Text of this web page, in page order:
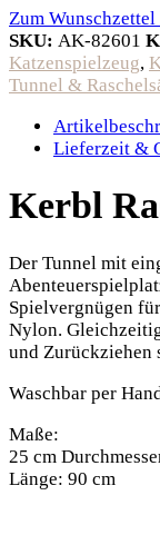
Zum
SKU: AK-82601
Katzenspielzeug,
Tunnel &
Lieferzeit &
Kerbl
Der Tunnel mit
Spielvergnügen
Nylon.
und Zurückziehen
Waschbar per
Maße:
25 cm
Länge: 90 cm